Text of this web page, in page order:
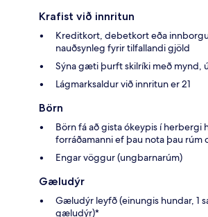
Krafist við innritun
Kreditkort, debetkort eða
nauðsynleg fyrir tilfallandi gjöld
Sýna gæti þurft skilríki með mynd,
Lágmarksaldur við innritun er 21
Börn
Börn fá að gista ókeypis í herbergi
forráðamanni ef þau nota þau rúm
Engar vöggur (ungbarnarúm)
Gæludýr
Gæludýr leyfð (einungis hundar, 1
gæludýr)*